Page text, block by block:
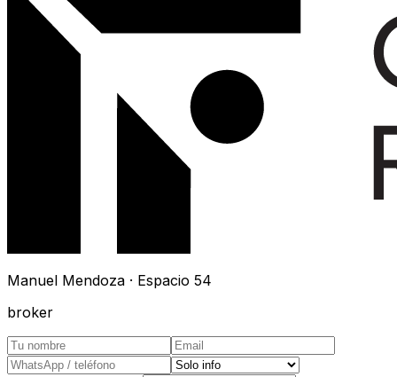
Manuel Mendoza · Espacio 54
broker